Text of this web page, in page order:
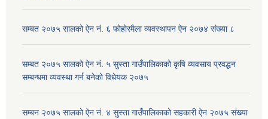
सम्बत २०७५ सालको ऐन नं. ६ फोहोरमैला व्यवस्थापन ऐन २०७४ संख्या ८
सम्बत २०७५ सालको ऐन नं. ५ सुस्ता गाउँपालिकाको कृषि व्यवसाय प्रवद्धन
सम्बन्धमा व्यवस्था गर्न बनेको विधेयक २०७५
सम्बन २०७५ सालको ऐन नं. ४ सुस्ता गाउँपालिकाको सहकारी ऐन २०७५ संख्या